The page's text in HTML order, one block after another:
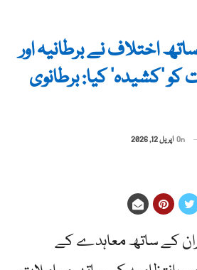
اختلاف نے برطانیہ اور
‘کشیدہ’ کیا: برطانوی
On اپریل 12, 2026
کے ساتھ معاہدے کے